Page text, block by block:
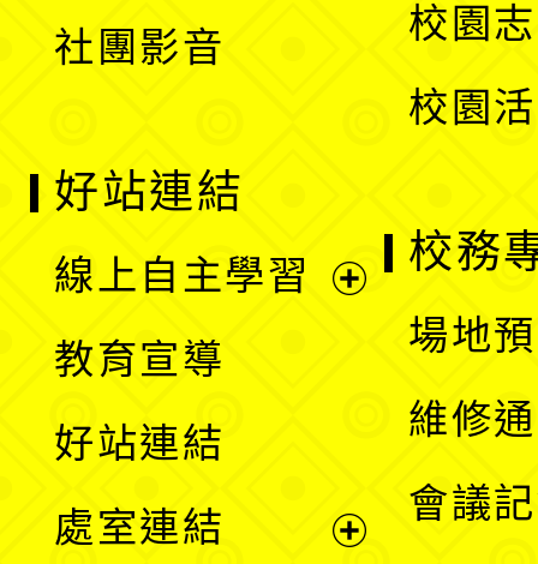
社團影音
校園
校園
好站連結
線上自主學習
單
教育宣導
好站連結
處室連結
校務
場地
維修
會議